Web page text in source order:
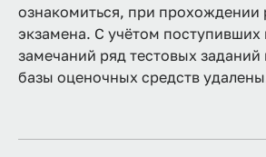
ознакомиться, при прохождении
экзамена. С учётом
замечаний ряд тестовых заданий
базы оценочных средств